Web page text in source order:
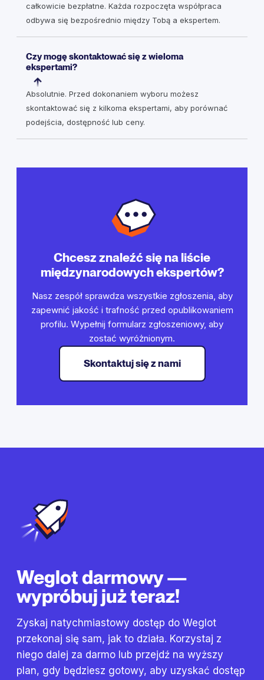
całkowicie bezpłatne. Każda rozpoczęta współpraca
odbywa się bezpośrednio między Tobą a ekspertem.
Czy mogę skontaktować się z wieloma
ekspertami?
Absolutnie. Przed dokonaniem wyboru możesz
skontaktować się z kilkoma ekspertami, aby porównać
podejścia, dostępność lub ceny.
Chcesz znaleźć się na liście
międzynarodowych ekspertów?
Nasz zespół sprawdza wszystkie zgłoszenia, aby
zapewnić jakość i trafność przed opublikowaniem
profilu. Wypełnij formularz zgłoszeniowy, aby
zostać wyróżnionym.
Skontaktuj się z nami
Weglot darmowy —
wypróbuj już teraz!
Zyskaj natychmiastowy dostęp do Weglot
przekonaj się sam, jak to działa. Korzystaj z
niego dalej za darmo lub przejdź na wyższy
plan, gdy będziesz gotowy, aby uzyskać dostęp